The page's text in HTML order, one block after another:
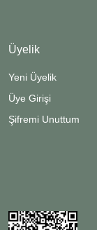
Üyelik
Yeni Üyelik
Üye Girişi
Şifremi Unuttum